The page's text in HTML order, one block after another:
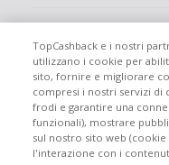
Partecipa
Info legali
TopCashback e i nostri
utilizzano i cookie per
sito, fornire e migliorare
compresi i nostri servizi di
frodi e garantire una
funzionali), mostrare
sul nostro sito web
l'interazione con i